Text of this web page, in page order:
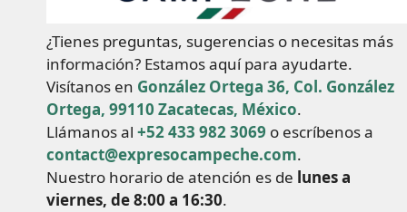
¿Tienes preguntas, sugerencias o necesitas más
información? Estamos aquí para ayudarte.
Visítanos en González Ortega 36, Col. González
Ortega, 99110 Zacatecas, México.
Llámanos al +52 433 982 3069 o escríbenos a
contact@expresocampeche.com.
Nuestro horario de atención es de lunes a
viernes, de 8:00 a 16:30.